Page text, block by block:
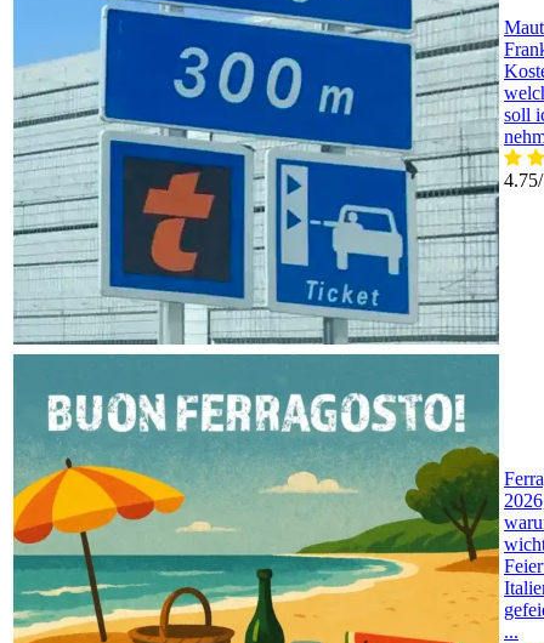
Maut
soll
...